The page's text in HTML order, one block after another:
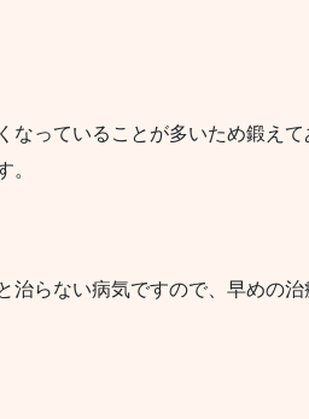
なっていることが多いため鍛え
。
治らない病気ですので、早めの治